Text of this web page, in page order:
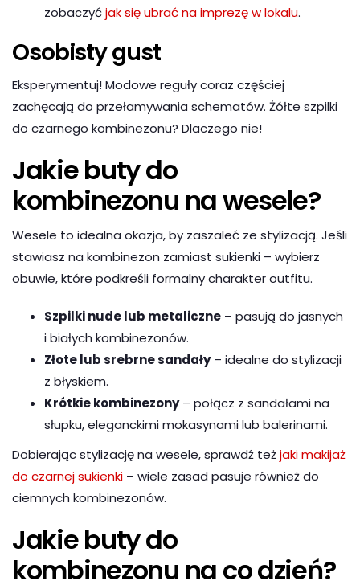
zobaczyćjak się ubrać na imprezę w lokalu.
Osobisty gust
Eksperymentuj! Modowe reguły coraz częściej
zachęcają do przełamywania schematów. Żółte szpilki
do czarnego kombinezonu? Dlaczego nie!
Jakie buty do
kombinezonu na wesele?
Wesele to idealna okazja, by zaszaleć ze stylizacją. Jeśli
stawiasz na kombinezon zamiast sukienki – wybierz
obuwie, które podkreśli formalny charakter outfitu.
Szpilki nude lub metaliczne – pasują do jasnych
i białych kombinezonów.
Złote lub srebrne sandały– idealne do stylizacji
z błyskiem.
Krótkie kombinezony– połącz z sandałami na
słupku, eleganckimi mokasynami lub balerinami.
Dobierając stylizację na wesele, sprawdź teżjaki makijaż
do czarnej sukienki – wiele zasad pasuje również do
ciemnych kombinezonów.
Jakie buty do
kombinezonu na co dzień?